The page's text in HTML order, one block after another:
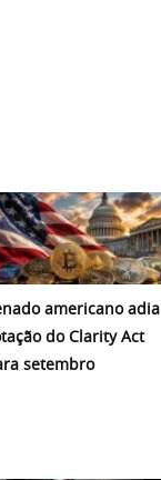
americano adia
do Clarity Act
setembro